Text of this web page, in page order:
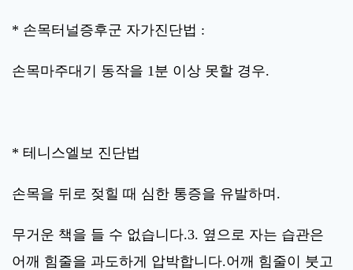
* 손목터널증후군 자가진단법 :
손목마주대기 동작을 1분 이상 못할 경우.
* 테니스엘보 진단법
손목을 뒤로 젖힐 때 심한 통증을 유발하며.
무거운 책을 들 수 없습니다.3. 옆으로 자는 습관은
어깨 힘줄을 과도하게 압박합니다.어깨 힘줄이 붓고